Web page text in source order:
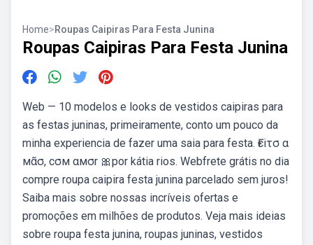
Home>Roupas Caipiras Para Festa Junina
Roupas Caipiras Para Festa Junina
Web — 10 modelos e looks de vestidos caipiras para
as festas juninas, primeiramente, conto um pouco da
minha experiencia de fazer uma saia para festa. Ғєiτσ α
мα̃σ, cσм αмσr 🎀por kátia rios. Webfrete grátis no dia
compre roupa caipira festa junina parcelado sem juros!
Saiba mais sobre nossas incríveis ofertas e
promoções em milhões de produtos. Veja mais ideias
sobre roupa festa junina, roupas juninas, vestidos